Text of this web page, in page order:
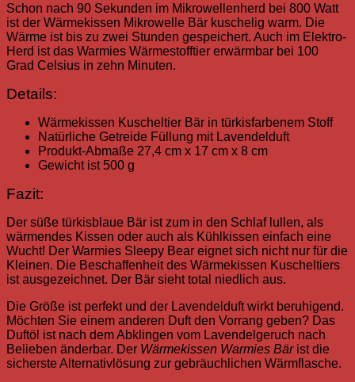
Schon nach 90 Sekunden im Mikrowellenherd bei 800 Watt
ist der Wärmekissen Mikrowelle Bär kuschelig warm. Die
Wärme ist bis zu zwei Stunden gespeichert. Auch im Elektro-
Herd ist das Warmies Wärmestofftier erwärmbar bei 100
Grad Celsius in zehn Minuten.
Details:
Wärmekissen Kuscheltier Bär in türkisfarbenem Stoff
Natürliche Getreide Füllung mit Lavendelduft
Produkt-Abmaße 27,4 cm x 17 cm x 8 cm
Gewicht ist 500 g
Fazit:
Der süße türkisblaue Bär ist zum in den Schlaf lullen, als
wärmendes Kissen oder auch als Kühlkissen einfach eine
Wucht! Der Warmies Sleepy Bear eignet sich nicht nur für die
Kleinen. Die Beschaffenheit des Wärmekissen Kuscheltiers
ist ausgezeichnet. Der Bär sieht total niedlich aus.
Die Größe ist perfekt und der Lavendelduft wirkt beruhigend.
Möchten Sie einem anderen Duft den Vorrang geben? Das
Duftöl ist nach dem Abklingen vom Lavendelgeruch nach
Belieben änderbar. Der Wärmekissen Warmies Bärist die
sicherste Alternativlösung zur gebräuchlichen Wärmflasche.